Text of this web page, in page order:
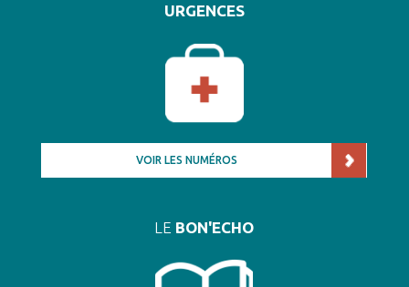
URGENCES
VOIR LES NUMÉROS
LE BON'ECHO